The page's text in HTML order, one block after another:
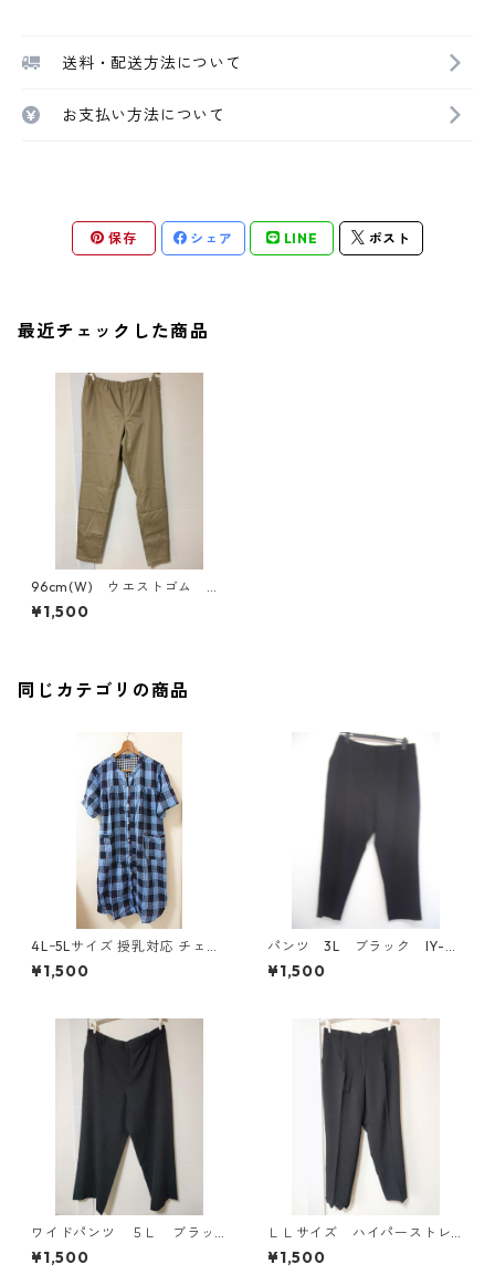
送料・配送方法について
お支払い方法について
保存 シェア LINE ポスト
最近チェックした商品
96cm(W) ウエストゴム ス
リムパンツ ベージュ KAE-
4345
¥1,500
同じカテゴリの商品
4Lｰ5Lサイズ 授乳対応 チェッ
ク柄 半袖ルームウェア マタニ
ティ ブルー系/グレー ◆KIY-1
¥1,500
パンツ 3L ブラック IY-45
25
¥1,500
ワイドパンツ ５Ｌ ブラッ
ク KAE-4725
¥1,500
ＬＬサイズ ハイパーストレ
ッチ センタープレスパン
ツ ブラック KAE-4704
¥1,500